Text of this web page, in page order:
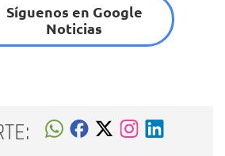
Síguenos en Google
Noticias